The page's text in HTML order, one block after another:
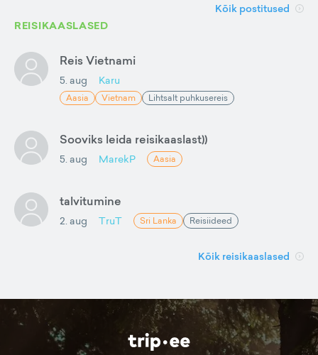
Kõik postitused
REISIKAASLASED
Reis Vietnami
5. aug Karu
Aasia Vietnam Lihtsalt puhkusereis
Sooviks leida reisikaaslast))
5. aug MarekP Aasia
talvitumine
2. aug TruT Sri Lanka Reisiideed
Kõik reisikaaslased